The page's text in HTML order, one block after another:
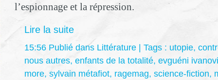
l’espionnage et la répression.
Lire la suite
15:56 Publié dans Littérature | Tags : utopie,
nous autres, enfants de la totalité, evguéni
more, sylvain métafiot, ragemag, science-fiction,